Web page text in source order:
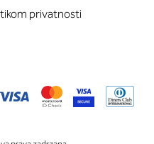
privatnosti